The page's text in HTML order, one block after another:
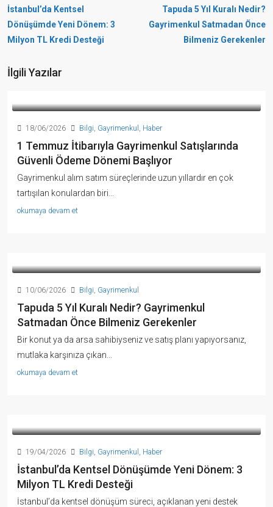
İstanbul’da Kentsel
Dönüşümde Yeni Dönem: 3
Milyon TL Kredi Desteği
Tapuda 5 Yıl Kuralı Nedir?
Gayrimenkul Satmadan Önce
Bilmeniz Gerekenler
İlgili Yazılar
18/06/2026 Bilgi Gayrimenkul Haber
1 Temmuz İtibarıyla Gayrimenkul Satışlarında
Güvenli Ödeme Dönemi Başlıyor
Gayrimenkul alım satım süreçlerinde uzun yıllardır en çok
tartışılan konulardan biri...
okumaya devam et
10/06/2026 Bilgi Gayrimenkul
Tapuda 5 Yıl Kuralı Nedir? Gayrimenkul
Satmadan Önce Bilmeniz Gerekenler
Bir konut ya da arsa sahibiyseniz ve satış planı yapıyorsanız,
mutlaka karşınıza çıkan...
okumaya devam et
19/04/2026 Bilgi Gayrimenkul Haber
İstanbul’da Kentsel Dönüşümde Yeni Dönem: 3
Milyon TL Kredi Desteği
İstanbul’da kentsel dönüşüm süreci, açıklanan yeni destek